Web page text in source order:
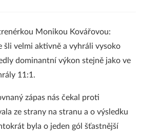
Monikou Kovářovou:
šli velmi aktivně a vyhráli vysoko
dominantní výkon stejně jako ve
11:1.
zápas nás čekal proti
ze strany na stranu a o výsledku
byla o jeden gól šťastnější